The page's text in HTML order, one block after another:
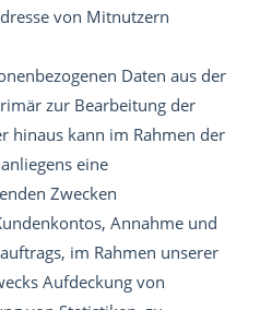
von Mitnutzern
Daten aus der
zur Bearbeitung der
hinaus kann im Rahmen der
eine
Zwecken
Annahme und
im Rahmen unserer
Aufdeckung von